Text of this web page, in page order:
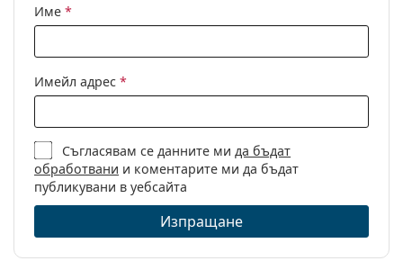
Име *
Имейл адрес *
Съгласявам се данните ми да бъдат
обработвани и коментарите ми да бъдат
публикувани в уебсайта
Изпращане